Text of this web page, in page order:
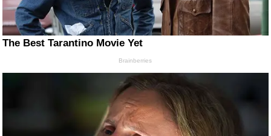
The Best Tarantino Movie Yet
Brainberries